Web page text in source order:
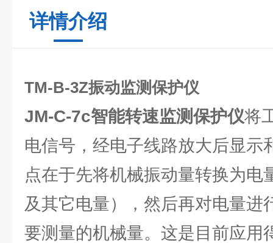
详情介绍
TM-B-3Z振动监测保护仪
JM-C-7c智能转速监测保护仪将
电信号，经电子线路放大后显示
点在于先将机械振动量转换为电
及其它电量），然后再对电量进
要测量的机械量。这是目前应用